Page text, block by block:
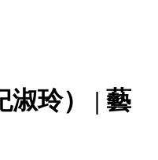
淑玲） | 藝